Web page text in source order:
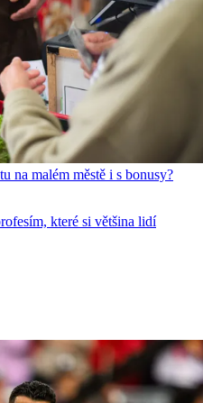
na malém městě i s bonusy?
které si většina lidí